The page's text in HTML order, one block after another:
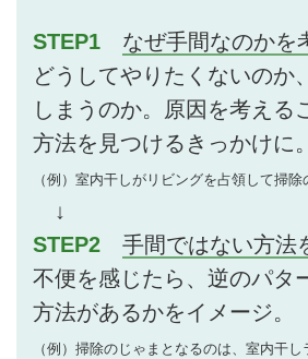
STEP1
なぜ手間なのかを
どうしてやりたくないのか
しまうのか。原因を考える
方法を見つけるきっかけに。
（例）室内干しがリビングを占領して掃除
↓
STEP2
手間ではない方法
不便を感じたら、逆のパタ
方法があるかをイメージ。
（例）掃除のじゃまとなるのは、室内干